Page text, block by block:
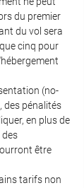
du premier
du vol sera
cinq pour
(no-
des pénalités
en plus de
être
tarifs non